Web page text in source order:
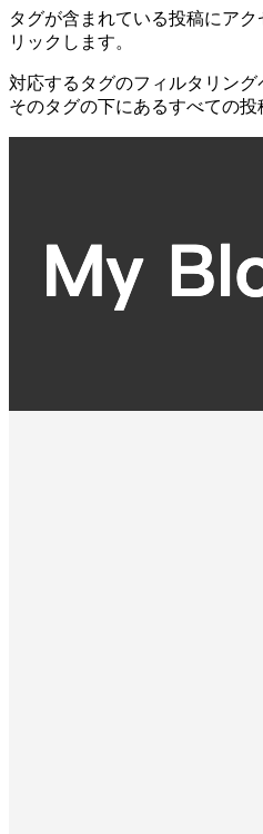
タグが含まれている投稿にア
リックします。
対応するタグのフィルタリング
そのタグの下にあるすべての投